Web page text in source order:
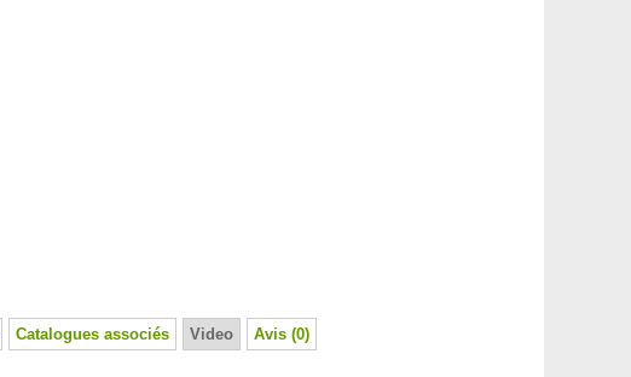
Catalogues associés Video Avis (0)